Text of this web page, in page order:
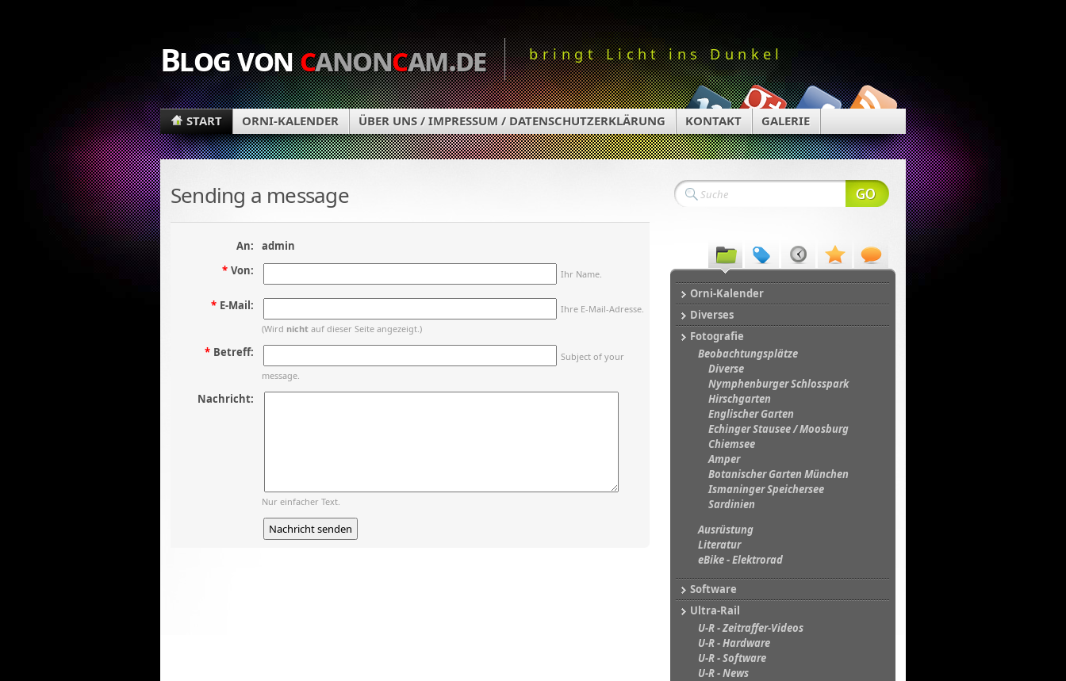
Blog voncanoncam.de bringt Licht ins Dunkel
START ORNI-KALENDER ÜBER UNS / IMPRESSUM / DATENSCHUTZERKLÄRUNG KONTAKT GALERIE
Sending a message
An:
admin
* Von: Ihr Name.
* E-Mail:
Ihre E-Mail-Adresse.
(Wird nichtauf dieser Seite angezeigt.)
* Betreff:
Subject of your
message.
Nachricht:
Nur einfacher Text.
Orni-Kalender
Diverses
Fotografie
Beobachtungsplätze
Diverse
Nymphenburger Schlosspark
Hirschgarten
Englischer Garten
Echinger Stausee / Moosburg
Chiemsee
Amper
Botanischer Garten München
Ismaninger Speichersee
Sardinien
Ausrüstung
Literatur
eBike - Elektrorad
Software
Ultra-Rail
U-R - Zeitraffer-Videos
U-R - Hardware
U-R - Software
U-R - News